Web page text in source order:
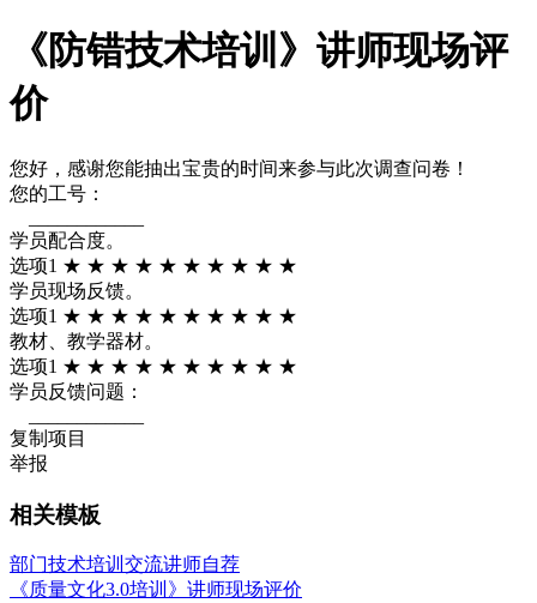
《防错技术培训》讲师现场评
价
您好，感谢您能抽出宝贵的时间来参与此次调查问卷！
您的工号：
学员配合度。
选项1 ★ ★ ★ ★ ★ ★ ★ ★ ★ ★
学员现场反馈。
选项1 ★ ★ ★ ★ ★ ★ ★ ★ ★ ★
教材、教学器材。
选项1 ★ ★ ★ ★ ★ ★ ★ ★ ★ ★
学员反馈问题：
复制项目
举报
相关模板
部门技术培训交流讲师自荐
《质量文化3.0培训》讲师现场评价